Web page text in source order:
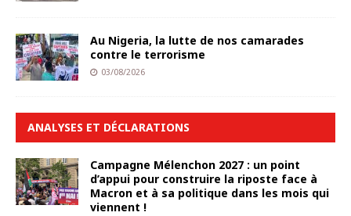
Au Nigeria, la lutte de nos camarades
contre le terrorisme
03/08/2026
ANALYSES ET DÉCLARATIONS
Campagne Mélenchon 2027 : un point
d’appui pour construire la riposte face à
Macron et à sa politique dans les mois qui
viennent !